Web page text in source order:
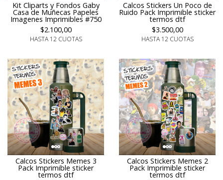
Kit Cliparts y Fondos Gaby
Casa de Muñecas Papeles
Imagenes Imprimibles #750
$2.100,00
HASTA 12 CUOTAS
Calcos Stickers Un Poco de
Ruido Pack Imprimible sticker
termos dtf
$3.500,00
HASTA 12 CUOTAS
Calcos Stickers Memes 3
Pack Imprimible sticker
termos dtf
Calcos Stickers Memes 2
Pack Imprimible sticker
termos dtf